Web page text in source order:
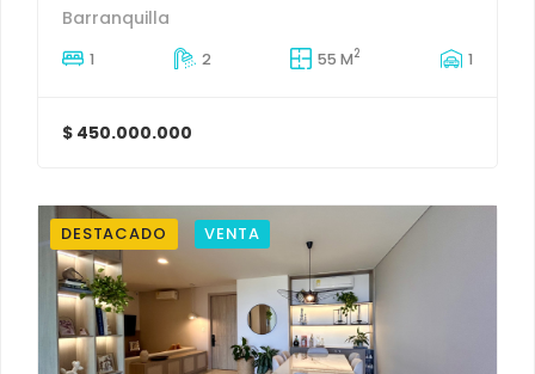
Barranquilla
1 2 55 M2 1
$ 450.000.000
DESTACADO VENTA